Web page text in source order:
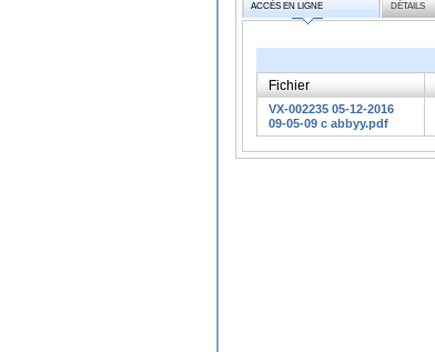
ACCÈS EN LIGNE DÉTAILS
Fichier
VX-002235 05-12-2016
09-05-09 c abbyy.pdf